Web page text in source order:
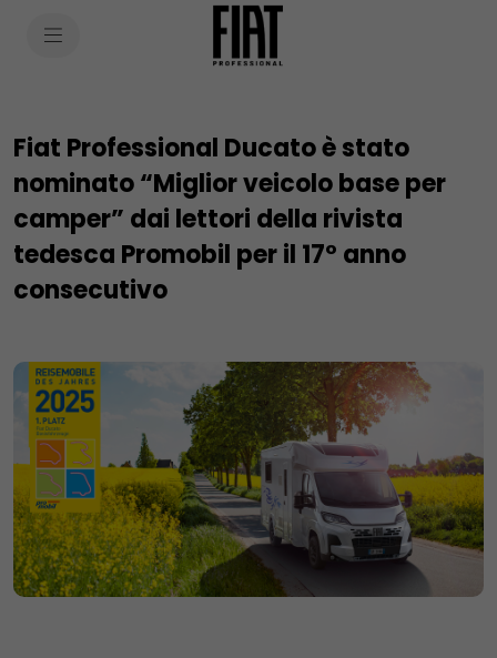
Fiat Professional Ducato è stato
nominato “Miglior veicolo base per
camper” dai lettori della rivista
tedesca Promobil per il 17° anno
consecutivo